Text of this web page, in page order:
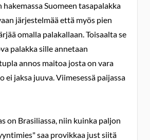
hakemassa Suomeen tasapalakka
järjestelmää että myös pien
omalla palakallaan. Toisaalta se
palakka sille annetaan
annos maitoa josta on vara
ei jaksa juuva. Viimesessä paijassa
on Brasiliassa, niin kuinka paljon
saa provikkaa just siitä